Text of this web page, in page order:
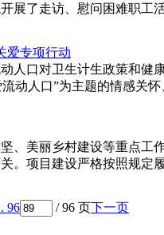
展了走访、慰问困难职
爱专项行动
口对卫生计生政策和健康
流动人口”为主题的情感
美丽乡村建设等重点工
。项目建设严格按照规定
96 / 96 页下一页